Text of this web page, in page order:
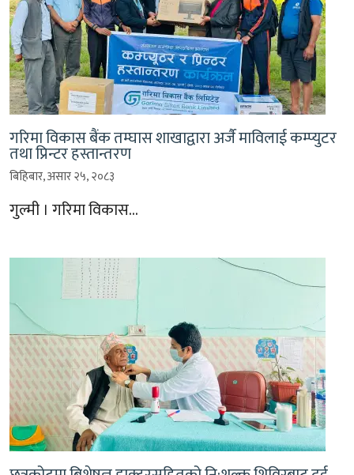
गरिमा विकास बैंक तम्घास शाखाद्वारा अर्जै माविलाई कम्प्युटर
तथा प्रिन्टर हस्तान्तरण
बिहिबार, असार २५, २०८३
गुल्मी । गरिमा विकास…